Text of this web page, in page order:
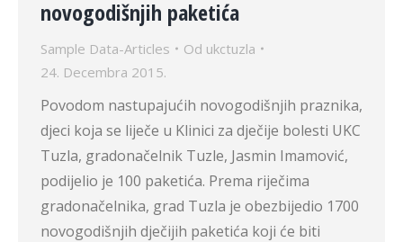
novogodišnjih paketića
Sample Data-Articles Od ukctuzla
24. Decembra 2015.
Povodom nastupajućih novogodišnjih praznika,
djeci koja se liječe u Klinici za dječije bolesti UKC
Tuzla, gradonačelnik Tuzle, Jasmin Imamović,
podijelio je 100 paketića. Prema riječima
gradonačelnika, grad Tuzla je obezbijedio 1700
novogodišnjih dječijih paketića koji će biti